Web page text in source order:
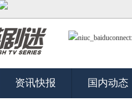
资讯快报 国内动态